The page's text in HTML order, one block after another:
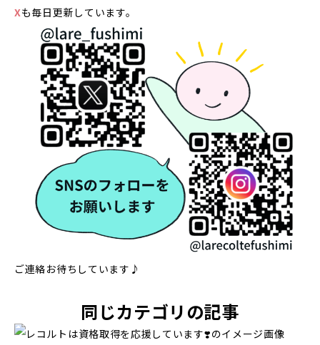
Xも毎日更新しています。
ご連絡お待ちしています♪
同じカテゴリの記事